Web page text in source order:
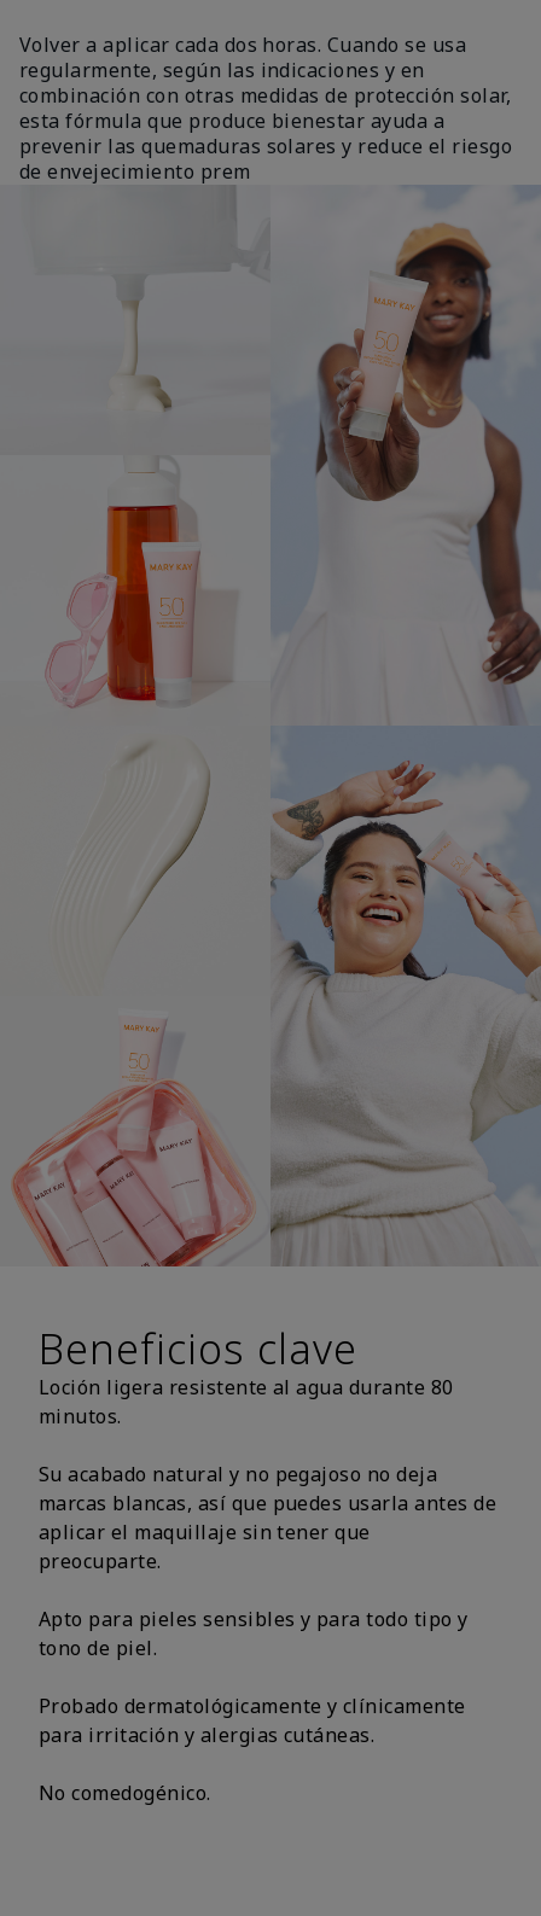
Volver a aplicar cada dos horas. Cuando se usa
regularmente, según las indicaciones y en
combinación con otras medidas de protección solar,
esta fórmula que produce bienestar ayuda a
prevenir las quemaduras solares y reduce el riesgo
de envejecimiento prem
Beneficios clave
Loción ligera resistente al agua durante 80
minutos.
Su acabado natural y no pegajoso no deja
marcas blancas, así que puedes usarla antes de
aplicar el maquillaje sin tener que
preocuparte.
Apto para pieles sensibles y para todo tipo y
tono de piel.
Probado dermatológicamente y clínicamente
para irritación y alergias cutáneas.
No comedogénico.